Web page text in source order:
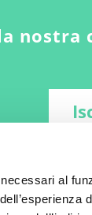
al
nostra